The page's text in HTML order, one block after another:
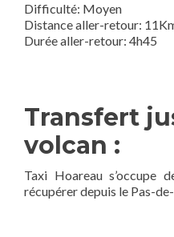
Difficulté: Moyen
Distance aller-retour:
Durée aller-retour: 4h45
Transfert
volcan :
Taxi Hoareau s’occupe
récupérer depuis le Pas-